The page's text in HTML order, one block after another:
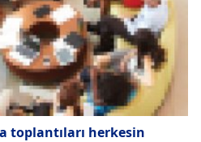
toplantıları herkesin